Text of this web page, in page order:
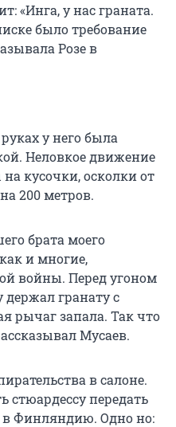
«Инга, у нас граната.
было требование
Розе в
у него была
Неловкое движение
кусочки, осколки от
200 метров.
брата моего
и многие,
войны. Перед угоном
держал гранату с
рычаг запала. Так что
Мусаев.
в салоне.
стюардессу передать
в Финляндию. Одно но: